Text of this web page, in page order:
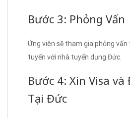
Bước 3: Phỏng Vấn
Ứng viên sẽ tham gia phỏng
tuyến với nhà tuyển dụng Đức.
Bước 4: Xin Visa
Tại Đức